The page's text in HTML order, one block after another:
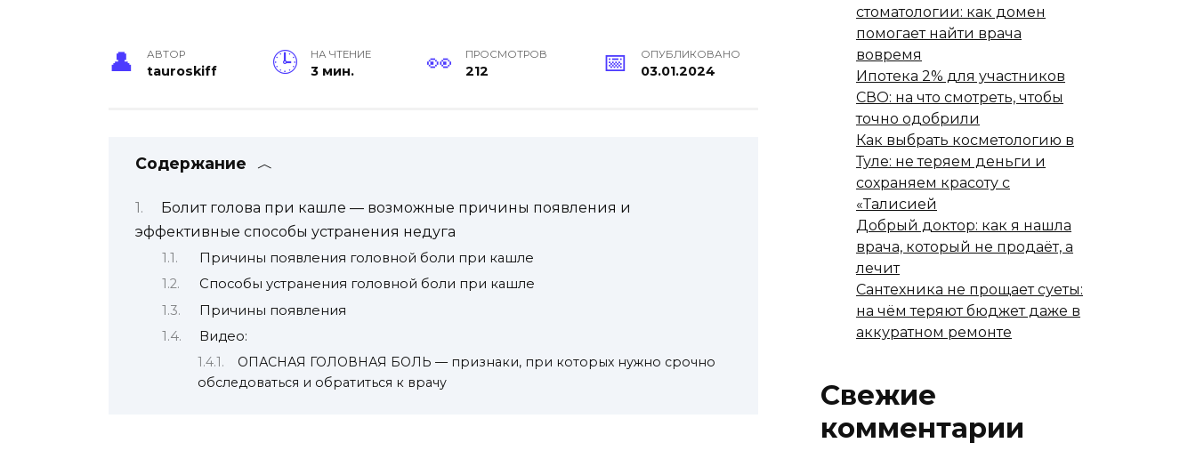
АВТОР
tauroskiff
НА ЧТЕНИЕ
3 мин.
ПРОСМОТРОВ
212
ОПУБЛИКОВАНО
03.01.2024
Содержание
Болит голова при кашле — возможные причины появления и
эффективные способы устранения недуга
Причины появления головной боли при кашле
Способы устранения головной боли при кашле
Причины появления
Видео:
ОПАСНАЯ ГОЛОВНАЯ БОЛЬ — признаки, при которых нужно срочно
обследоваться и обратиться к врачу
стоматологии: как домен
помогает найти врача
вовремя
Ипотека 2% для участников
СВО: на что смотреть, чтобы
точно одобрили
Как выбрать косметологию в
Туле: не теряем деньги и
сохраняем красоту с
«Талисией
Добрый доктор: как я нашла
врача, который не продаёт, а
лечит
Сантехника не прощает суеты:
на чём теряют бюджет даже в
аккуратном ремонте
Свежие
комментарии